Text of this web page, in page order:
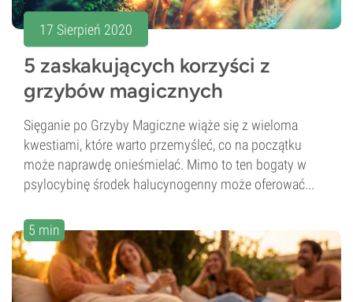
17 Sierpień 2020
5 zaskakujących korzyści z
grzybów magicznych
Sięganie po Grzyby Magiczne wiąże się z wieloma
kwestiami, które warto przemyśleć, co na początku
może naprawdę onieśmielać. Mimo to ten bogaty w
psylocybinę środek halucynogenny może oferować...
5 min